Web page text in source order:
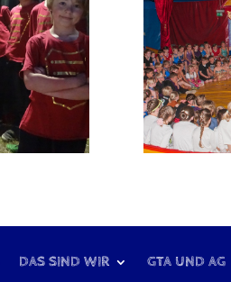
DAS SIND WIR GTA UND AG